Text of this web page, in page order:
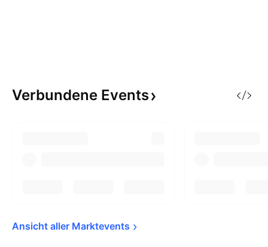
Verbundene Events
Ansicht aller Marktevents